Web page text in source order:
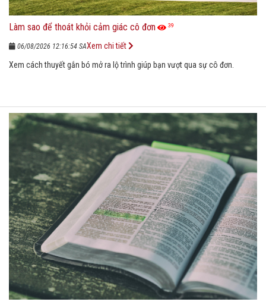
Làm sao để thoát khỏi cảm giác cô đơn 39
06/08/2026 12:16:54 SA
Xem cách thuyết gắn bó mở ra lộ trình giúp bạn vượt qua sự cô đơn.
Xem chi tiết